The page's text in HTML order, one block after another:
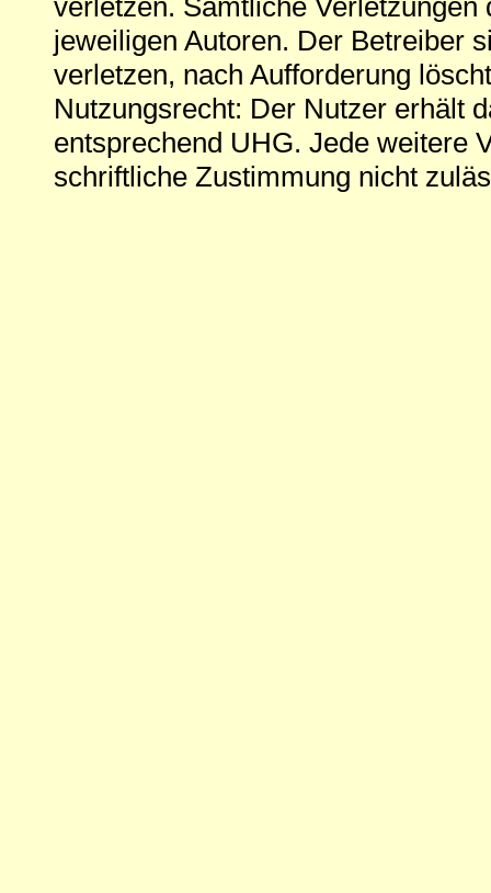
jeweiligen Autoren. Der Betreiber
verletzen, nach Aufforderung
Nutzungsrecht: Der Nutzer erhält
entsprechend UHG. Jede weitere
schriftliche Zustimmung nicht